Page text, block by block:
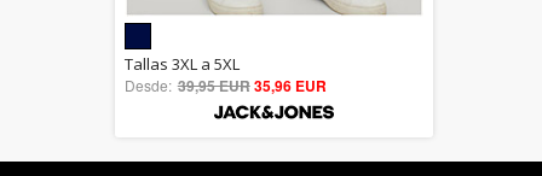
5.00
out of 5
Tallas 3XL a 5XL
Desde: 39,95 EUR35,96 EUR